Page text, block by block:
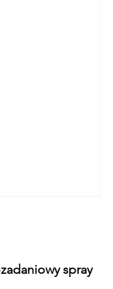
spray